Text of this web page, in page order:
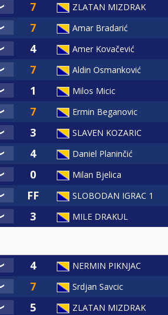
ZLATAN MIZDRAK
Amar Bradarić
Amer Kovačević
Aldin Osmanković
Milos Micic
Ermin Beganovic
SLAVEN KOZARIC
Daniel Planinčić
Milan Bjelica
SLOBODAN IGRAC 1
MILE DRAKUL
NERMIN PIKNJAC
Srdjan Savcic
ZLATAN MIZDRAK